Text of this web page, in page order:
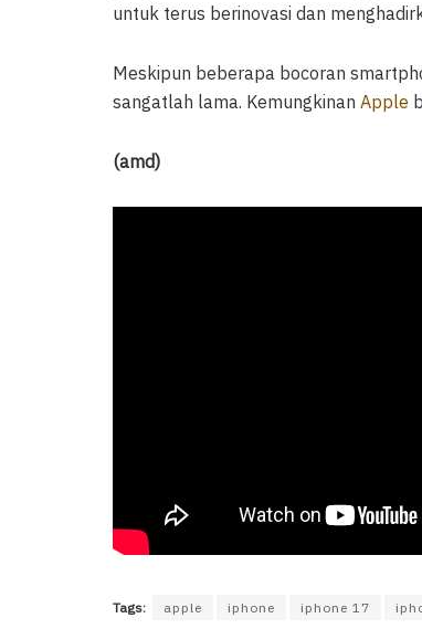
untuk terus berinovasi dan
Meskipun beberapa bocoran
sangatlah lama. Kemungkinan Apple
(amd)
Tags: apple iphone iphone 17